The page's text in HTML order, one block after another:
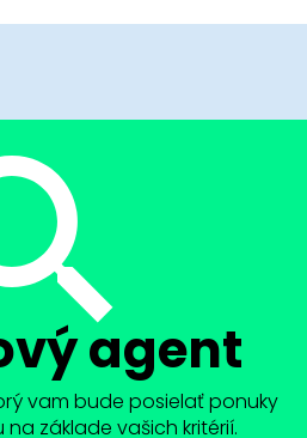
agent
vam bude posielať ponuky
základe vašich kritérií.